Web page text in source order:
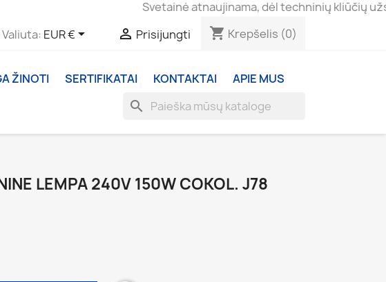
Svetainė atnaujinama, dėl techninių kliūčių
Valiuta: EUR €  Prisijungti shopping_cart Krepšelis (0)
ŽINOTI SERTIFIKATAI KONTAKTAI APIE MUS
search
LEMPA 240V 150W COKOL. J78